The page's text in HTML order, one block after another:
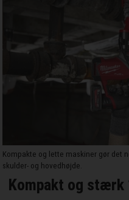
Kompakte og lette maskiner gør det
skulder- og hovedhøjde.
Kompakt og stærk